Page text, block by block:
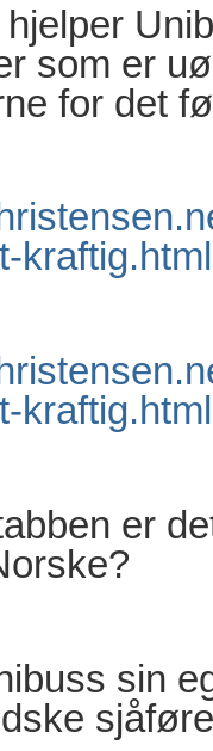
som er
for det
kraftig.html
kraftig.html
er
sin